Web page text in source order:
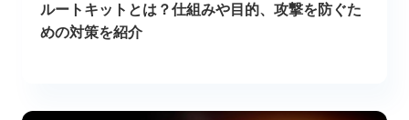
ルートキットとは？仕組みや目的、攻撃を防ぐた
めの対策を紹介